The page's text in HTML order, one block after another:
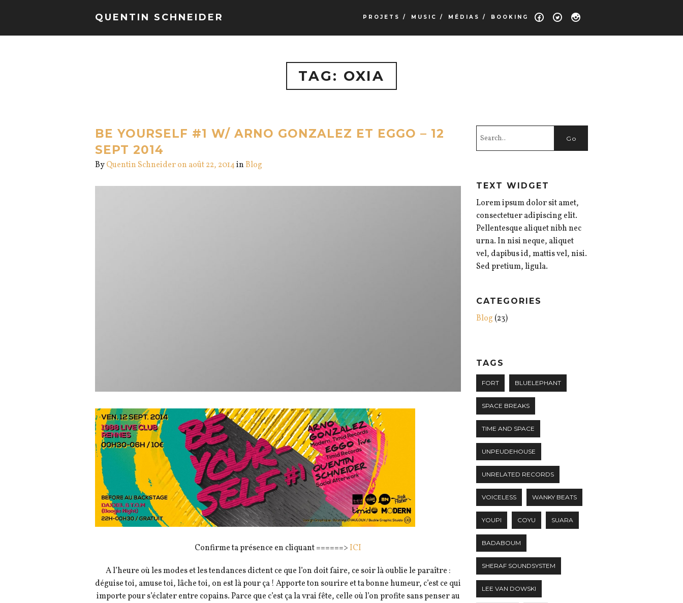
QUENTIN SCHNEIDER PROJETS / MUSIC / MÉDIAS / BOOKING
TAG: OXIA
BE YOURSELF #1 W/ ARNO GONZALEZ ET EGGO – 12
SEPT 2014
ByQuentin Schneideron août 22, 2014in Blog
Confirme ta présence en cliquant ======> ICI
A l’heure où les modes et les tendances dictent ce que l’on doit faire, ce soir là oublie le paraître :
déguise toi, amuse toi, lâche toi, on est là pour ça ! Apporte ton sourire et ta bonne humeur, c’est ce qui
importe pour s’éclater entre copains. Parce que c’est ça la vrai fête, celle où l’on profite sans penser au
TEXT WIDGET
Lorem ipsum dolor sit amet,
consectetuer adipiscing elit.
Pellentesque aliquet nibh nec
urna. In nisi neque, aliquet
vel, dapibus id, mattis vel, nisi.
Sed pretium, ligula.
CATEGORIES
Blog (23)
TAGS
FORT BLUELEPHANT
SPACE BREAKS
TIME AND SPACE
UNPEUDEHOUSE
UNRELATED RECORDS
VOICELESS WANKY BEATS
YOUPI COYU SUARA
BADABOUM
SHERAF SOUNDSYSTEM
LEE VAN DOWSKI